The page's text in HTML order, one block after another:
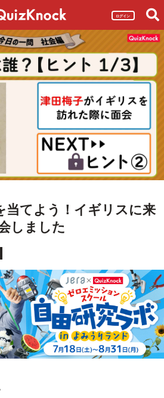
ログイン
当てよう！イギリスに来
しました